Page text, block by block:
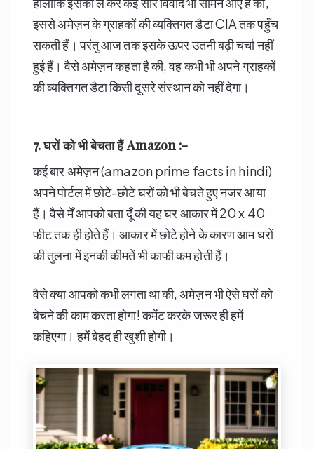
इससे अमेज़न के ग्राहकों की व्यक्तिगत डैटा CIA तक पहुँच
सकती हैं। परंतु आज तक इसके ऊपर उतनी बढ़ी चर्चा नहीं
हुई हैं। वैसे अमेज़न कहता है की, वह कभी भी अपने ग्राहकों
की व्यक्तिगत डैटा किसी दूसरे संस्थान को नहीं देगा।
7. घरों को भी बेचता हैंAmazon :-
कई बार अमेज़न (amazon prime facts in hindi)
अपने पोर्टल में छोटे-छोटे घरों को भी बेचते हुए नजर आया
हैं। वैसे मेँ आपको बता दूँ की यह घर आकार में 20 x 40
फीट तक ही होते हैं। आकार में छोटे होने के कारण आम घरों
की तुलना में इनकी कीमतें भी काफी कम होती हैं।
वैसे क्या आपको कभी लगता था की, अमेज़न भी ऐसे घरों को
बेचने की काम करता होगा! कमेंट करके जरूर ही हमें
कहिएगा। हमें बेहद ही खुशी होगी।